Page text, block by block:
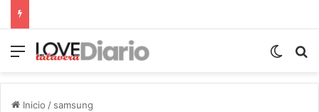
Menú
Inicio / samsung